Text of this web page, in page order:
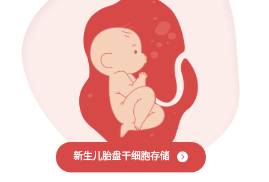
新生儿胎盘干细胞存储